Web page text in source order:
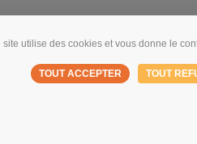
site utilise des cookies et vous donne le
TOUT ACCEPTER TOUT